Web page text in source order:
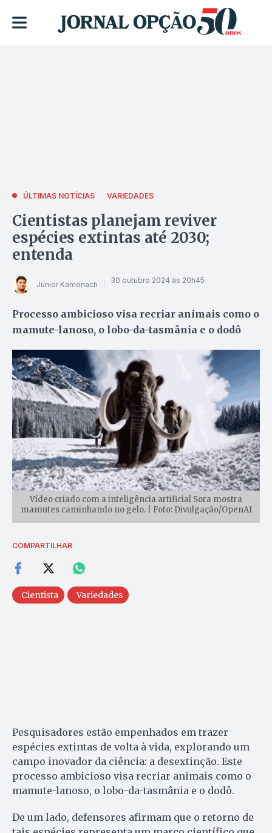
ÚLTIMAS NOTÍCIAS VARIEDADES
Cientistas planejam reviver
espécies extintas até 2030;
entenda
Júnior Kamenach 30 outubro 2024 às 20h45
Processo ambicioso visa recriar animais como o
mamute-lanoso, o lobo-da-tasmânia e o dodô
Vídeo criado com a inteligência artificial Sora mostra
mamutes caminhando no gelo. | Foto: Divulgação/OpenAI
COMPARTILHAR
Cientista Variedades
Pesquisadores estão empenhados em trazer
espécies extintas de volta à vida, explorando um
campo inovador da ciência: a desextinção. Este
processo ambicioso visa recriar animais como o
mamute-lanoso, o lobo-da-tasmânia e o dodô.
De um lado, defensores afirmam que o retorno de